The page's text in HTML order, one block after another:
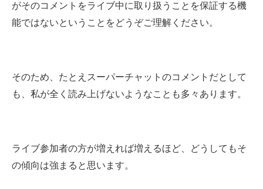
がそのコメントをライブ中に取り扱うことを保証する機
能ではないということをどうぞご理解ください。
そのため、たとえスーパーチャットのコメントだとして
も、私が全く読み上げないようなことも多々あります。
ライブ参加者の方が増えれば増えるほど、どうしてもそ
の傾向は強まると思います。